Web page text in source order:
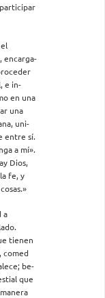
encarga-
e in-
en una
una
uni-
entre sí.
a mí».
Dios,
fe, y
a
tienen
comed
be-
que